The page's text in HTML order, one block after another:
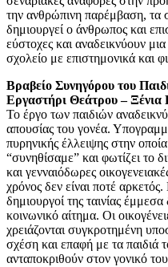
την ανθρώπινη παρέμβαση, τα
δημιουργεί ο άνθρωπος και
εύστοχες και αναδεικνύουν
σχολείο με επιστημονικά και
Βραβείο Συνηγόρου του
Εργαστήρι Θεάτρου – Ξένια
Το έργο των παιδιών
απουσίας του γονέα.
πυρηνικής έλλειψης στην
“συνηθίσαμε” και φωτίζει το
και γενναιόδωρες
χρόνος δεν είναι ποτέ
δημιουργοί της ταινίας
κοινωνικό αίτημα. Οι
χρειάζονται συγκροτημένη
σχέση και επαφή με τα παιδιά
ανταποκριθούν στον γονικό